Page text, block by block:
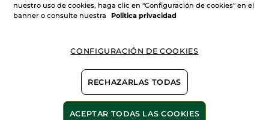
100%extractos
60 hectáreas de
nuestro uso de cookies, haga clic en "Configuración de cookies" en el
banner o consulte nuestra
Politica privacidad
CONFIGURACIÓN DE COOKIES
RECHAZARLAS TODAS
ACEPTAR TODAS LAS COOKIES